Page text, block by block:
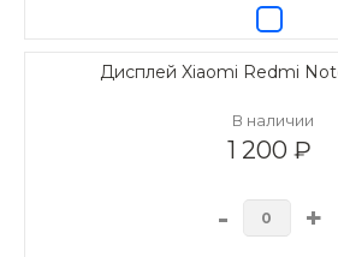
Дисплей Xiaomi Redmi
В наличии
1 200 ₽
- +